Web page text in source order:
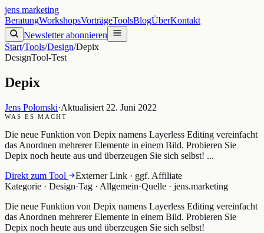
jens.marketing
BeratungWorkshopsVorträgeToolsBlogÜberKontakt
Newsletter abonnieren
Start/Tools/Design/Depix
DesignTool-Test
Depix
Jens Polomski·Aktualisiert 22. Juni 2022
WAS ES MACHT
Die neue Funktion von Depix namens Layerless Editing vereinfacht
das Anordnen mehrerer Elemente in einem Bild. Probieren Sie
Depix noch heute aus und überzeugen Sie sich selbst! ...
Direkt zum Tool
Externer Link · ggf. Affiliate
Kategorie · Design·Tag · Allgemein·Quelle · jens.marketing
Die neue Funktion von Depix namens Layerless Editing vereinfacht
das Anordnen mehrerer Elemente in einem Bild. Probieren Sie
Depix noch heute aus und überzeugen Sie sich selbst!